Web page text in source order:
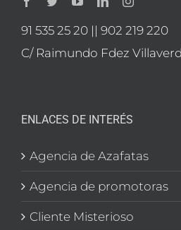
91 535 25 20 || 902 219 220
C/ Raimundo Fdez
ENLACES DE INTERÉS
Agencia de Azafatas
Agencia de promotoras
Cliente Misterioso